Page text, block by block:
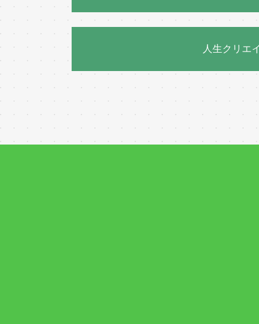
人生クリエ